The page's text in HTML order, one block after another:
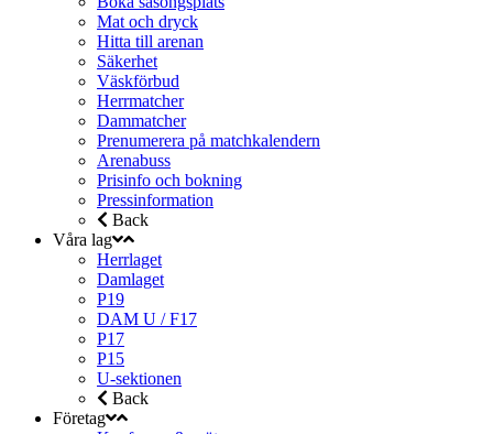
Mat och dryck
Hitta till arenan
Säkerhet
Väskförbud
Herrmatcher
Dammatcher
Prenumerera på matchkalendern
Arenabuss
Prisinfo och bokning
Pressinformation
Back
Våra lag
Herrlaget
Damlaget
P19
DAM U / F17
P17
P15
U-sektionen
Back
Företag